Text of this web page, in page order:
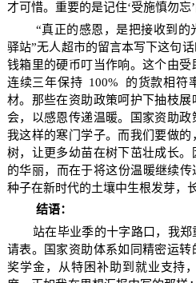
才可惜。重要的是记住‘受施慎勿忘
“真正的感恩，是把接收到的
驿站”无人超市的留言本写下这句
钱箱里的硬币叮当作响。这个由受
连续三年保持 100%
的货款相符
材。那些在资助政策呵护下抽枝
会，以感恩传递温暖。国家资助
我这样的寒门学子。而我们要做
树，让更多幼苗在树下茁壮成长
的华丽，而在于将这份温暖继续传
种子在新时代的土壤中生根发芽，
结语：
站在毕业季的十字路口，我
请表。国家资助体系如同精密运
奖学金，从特困补助到就业支持